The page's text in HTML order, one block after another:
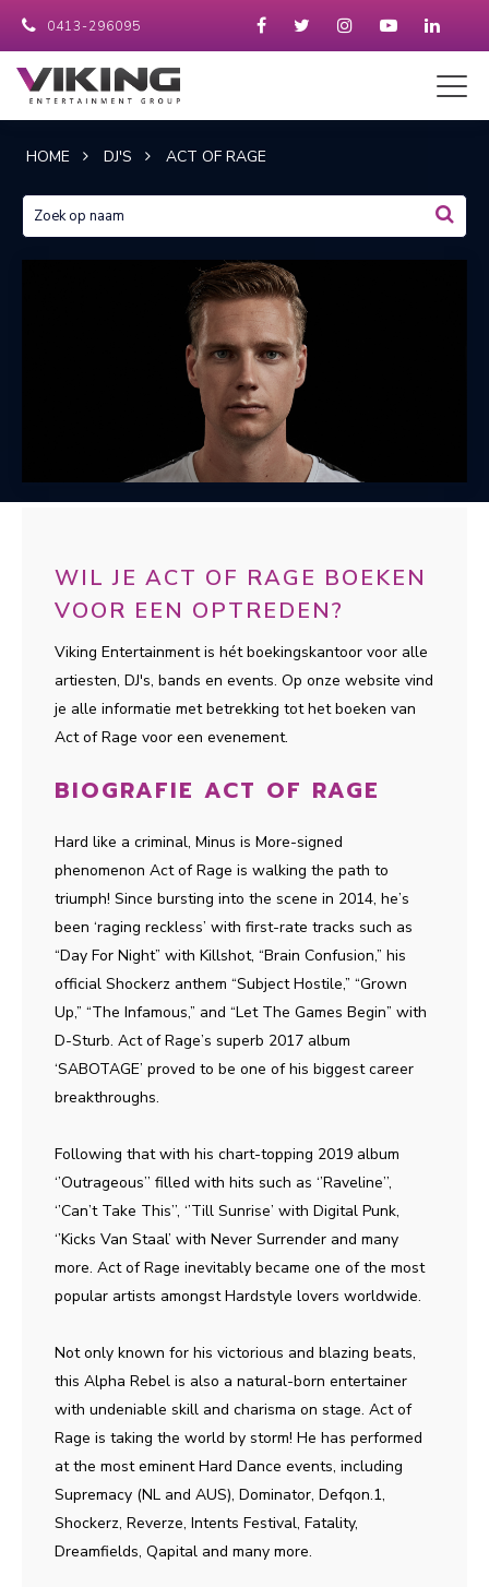
0413-296095
HOME DJ'S ACT OF RAGE
WIL JE ACT OF RAGE BOEKEN
VOOR EEN OPTREDEN?
Viking Entertainment is hét boekingskantoor voor alle
artiesten, DJ's, bands en events. Op onze website vind
je alle informatie met betrekking tot het boeken van
Act of Rage voor een evenement.
BIOGRAFIE ACT OF RAGE
Hard like a criminal, Minus is More-signed
phenomenon Act of Rage is walking the path to
triumph! Since bursting into the scene in 2014, he’s
been ‘raging reckless’ with first-rate tracks such as
“Day For Night” with Killshot, “Brain Confusion,” his
official Shockerz anthem “Subject Hostile,” “Grown
Up,” “The Infamous,” and “Let The Games Begin” with
D-Sturb. Act of Rage’s superb 2017 album
‘SABOTAGE’ proved to be one of his biggest career
breakthroughs.
Following that with his chart-topping 2019 album
‘’Outrageous’’ filled with hits such as ‘’Raveline’’,
‘’Can’t Take This’’, ‘’Till Sunrise’ with Digital Punk,
‘’Kicks Van Staal’ with Never Surrender and many
more. Act of Rage inevitably became one of the most
popular artists amongst Hardstyle lovers worldwide.
Not only known for his victorious and blazing beats,
this Alpha Rebel is also a natural-born entertainer
with undeniable skill and charisma on stage. Act of
Rage is taking the world by storm! He has performed
at the most eminent Hard Dance events, including
Supremacy (NL and AUS), Dominator, Defqon.1,
Shockerz, Reverze, Intents Festival, Fatality,
Dreamfields, Qapital and many more.